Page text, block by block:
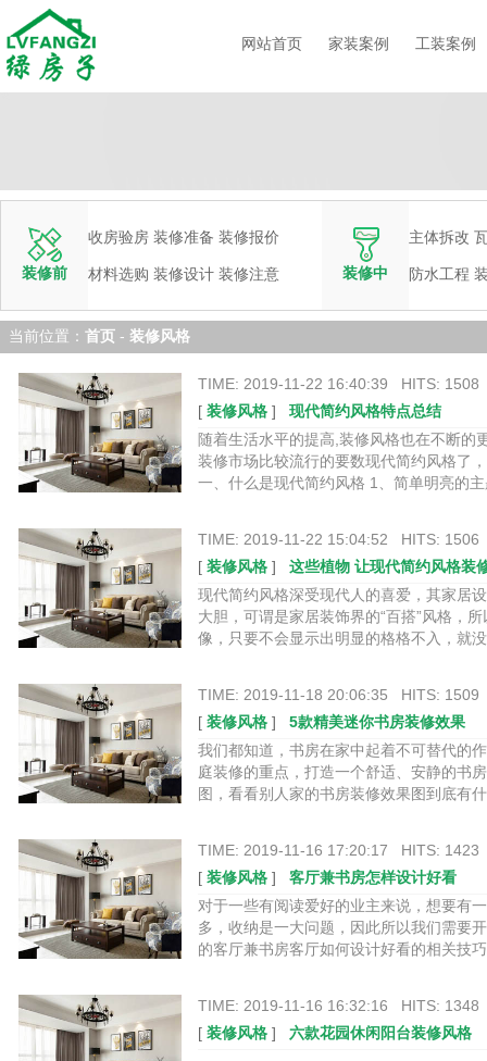
网站首页 家装案例 工装案例
装修前
收房验房 装修准备 装修报价
材料选购 装修设计 装修注意 装修中
主体拆改
防水工程
当前位置： 首页 - 装修风格
TIME: 2019-11-22 16:40:39 HITS: 1508
[ 装修风格 ] 现代简约风格特点总结
随着生活水平的提高,装修风格也在不断的
装修市场比较流行的要数现代简约风格了
一、什么是现代简约风格 1、简单明亮的
TIME: 2019-11-22 15:04:52 HITS: 1506
[ 装修风格 ] 这些植物 让现代简约风格装
现代简约风格深受现代人的喜爱，其家居
大胆，可谓是家居装饰界的“百搭”风格，
像，只要不会显示出明显的格格不入，就
TIME: 2019-11-18 20:06:35 HITS: 1509
[ 装修风格 ] 5款精美迷你书房装修效果
我们都知道，书房在家中起着不可替代的
庭装修的重点，打造一个舒适、安静的书
图，看看别人家的书房装修效果图到底有
TIME: 2019-11-16 17:20:17 HITS: 1423
[ 装修风格 ] 客厅兼书房怎样设计好看
对于一些有阅读爱好的业主来说，想要有
多，收纳是一大问题，因此所以我们需要
的客厅兼书房客厅如何设计好看的相关技
TIME: 2019-11-16 16:32:16 HITS: 1348
[ 装修风格 ] 六款花园休闲阳台装修风格